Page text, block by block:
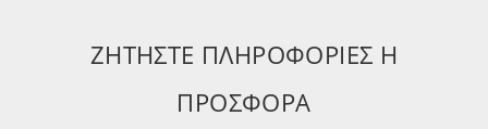
ΖΗΤΗΣΤΕ ΠΛΗΡΟΦΟΡΙΕΣ Η
ΠΡΟΣΦΟΡΑ